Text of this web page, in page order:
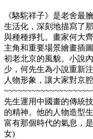
《駱駝祥子》是老舍最
生活化，深刻地描寫了
與種種掙扎。畫家何大
主角和重要場景繪畫插
初老北京的風貌。小說
少，何先生為小說重新
人物形象，讓大家對京
先生運用中國畫的傳統
的精神。他的人物造型
富有那個時代的氣息，
女)